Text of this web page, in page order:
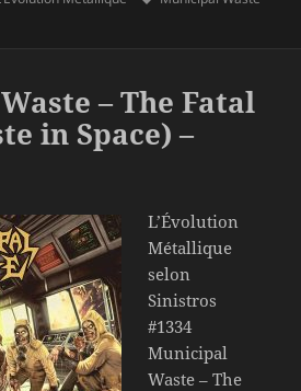
– The Fatal
in Space) –
L’Évolution
Métallique
selon
Sinistros
#1334
Municipal
Waste – The